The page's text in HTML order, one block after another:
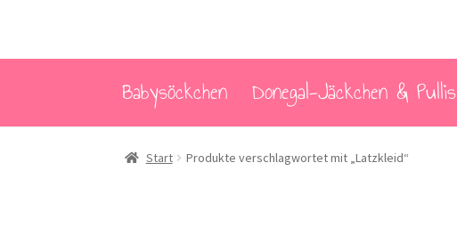
Babysöckchen Donegal-Jäckchen & Pullis
Start Produkte verschlagwortet mit „Latzkleid“